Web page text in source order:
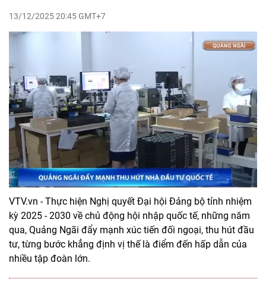
13/12/2025 20:45 GMT+7
VTV.vn - Thực hiện Nghị quyết Đại hội Đảng bộ tỉnh nhiệm
kỳ 2025 - 2030 về chủ động hội nhập quốc tế, những năm
qua, Quảng Ngãi đẩy mạnh xúc tiến đối ngoại, thu hút đầu
tư, từng bước khẳng định vị thế là điểm đến hấp dẫn của
nhiều tập đoàn lớn.